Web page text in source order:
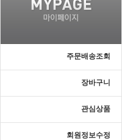
주문배송조회
장바구니
관심상품
회원정보수정